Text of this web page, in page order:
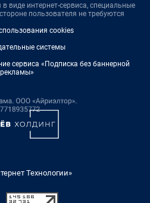
виде интернет-сервиса, специальные
пользователя не требуются
cookies
системы
сервиса «Подписка без баннерной
рекламы»
Технологии»